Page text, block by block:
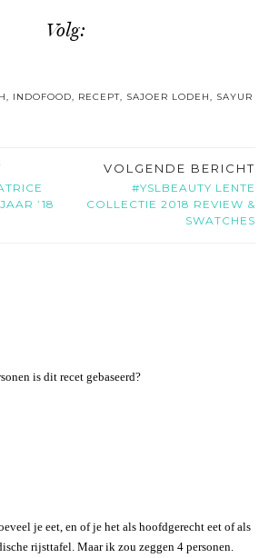
Volg:
, INDOFOOD, RECEPT, SAJOER LODEH, SAYUR
’18
VOLGENDE BERICHT
#YSLBEAUTY LENTE
COLLECTIE 2018 REVIEW &
SWATCHES
is dit recet gebaseerd?
je eet, en of je het als hoofdgerecht eet of als
rijsttafel. Maar ik zou zeggen 4 personen.